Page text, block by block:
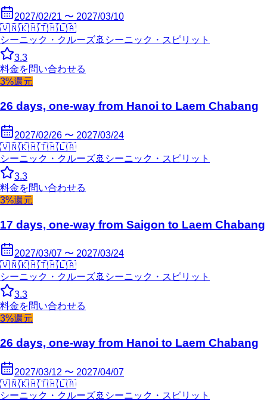
2027/02/21 〜 2027/03/10
🇻🇳🇰🇭🇹🇭🇱🇦
シーニック・クルーズ🚢 シーニック・スピリット
3.3
料金を問い合わせる
3%還元
26 days, one-way from Hanoi to Laem Chabang
2027/02/26 〜 2027/03/24
🇻🇳🇰🇭🇹🇭🇱🇦
シーニック・クルーズ🚢 シーニック・スピリット
3.3
料金を問い合わせる
3%還元
17 days, one-way from Saigon to Laem Chabang
2027/03/07 〜 2027/03/24
🇻🇳🇰🇭🇹🇭🇱🇦
シーニック・クルーズ🚢 シーニック・スピリット
3.3
料金を問い合わせる
3%還元
26 days, one-way from Hanoi to Laem Chabang
2027/03/12 〜 2027/04/07
🇻🇳🇰🇭🇹🇭🇱🇦
シーニック・クルーズ🚢 シーニック・スピリット